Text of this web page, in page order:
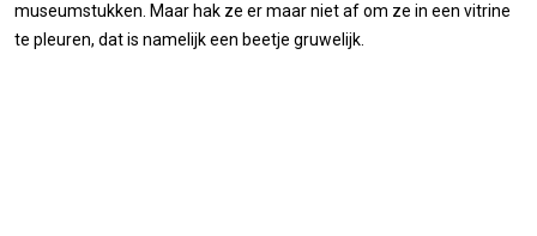
museumstukken. Maar hak ze er maar niet af om ze in een vitrine
te pleuren, dat is namelijk een beetje gruwelijk.